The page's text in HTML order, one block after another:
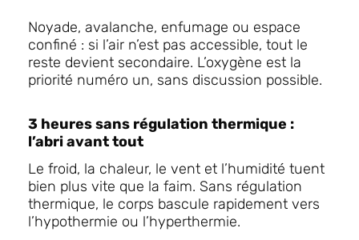
Noyade, avalanche, enfumage ou espace
confiné : si l’air n’est pas accessible, tout le
reste devient secondaire. L’oxygène est la
priorité numéro un, sans discussion possible.
3 heures sans régulation thermique :
l’abri avant tout
Le froid, la chaleur, le vent et l’humidité tuent
bien plus vite que la faim. Sans régulation
thermique, le corps bascule rapidement vers
l’hypothermie ou l’hyperthermie.